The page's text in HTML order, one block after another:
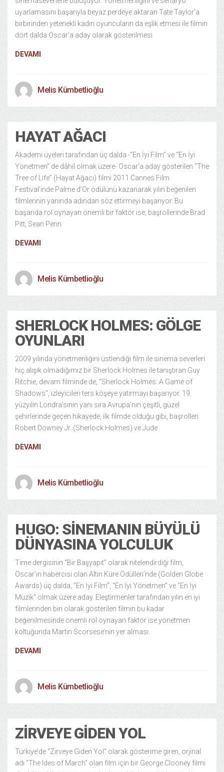
uyarlamasını başarıyla beyaz perdeye aktaran Tate Taylor’a
birbirinden yetenekli kadın oyuncuların da eşlik etmesi ile filmin
dört dalda Oscar’a aday olarak gösterilmesi
DEVAMI
Melis Kümbetlioğlu
HAYAT AĞACI
Akademi üyeleri tarafından üç dalda -“En İyi Film” ve “En İyi
Yönetmen” de dâhil olmak üzere- Oscar’a aday gösterilen “The
Tree of Life” (Hayat Ağacı) filmi 2011 Cannes Film
Festival’inde Palme d’Or ödülünü kazanarak yılın beğenilen
filmlerinin yanında adından söz ettirmeyi başarıyor. Bu
başarıda rol oynayan önemli bir faktör ise, başrollerinde Brad
Pitt, Sean Penn
DEVAMI
Melis Kümbetlioğlu
SHERLOCK HOLMES: GÖLGE
OYUNLARI
2009 yılında yönetmenliğini üstlendiği film ile sinema severleri
hiç alışık olmadığımız bir Sherlock Holmes ile tanıştıran Guy
Ritchie, devam filminde de, “Sherlock Holmes: A Game of
Shadows”, izleyicileri ters köşeye yatırmayı başarıyor. 19.
yüzyılın Londra’sının yanı sıra Avrupa’nın çeşitli, güzel
şehirlerinde geçen hikayede, ilk filmde olduğu gibi, başrolleri
Robert Downey Jr. (Sherlock Holmes) ve Jude
DEVAMI
Melis Kümbetlioğlu
HUGO: SINEMANIN BÜYÜLÜ
DÜNYASINA YOLCULUK
Time dergisinin “Bir Başyapıt” olarak nitelendirdiği film,
Oscar’ın habercisi olan Altın Küre Ödülleri’nde (Golden Globe
Awards) üç dalda, “En İyi Film”, “En İyi Yönetmen” ve “En İyi
Müzik” olmak üzere aday. Eleştirmenler tarafından yılın en iyi
filmlerinden biri olarak gösterilen filmin bu kadar
beğenilmesinde önemli rol oynayan faktör ise yönetmen
koltuğunda Martin Scorsese’nin yer alması.
DEVAMI
Melis Kümbetlioğlu
ZIRVEYE GIDEN YOL
Türkiye’de “Zirveye Giden Yol” olarak gösterime giren, orjinal
adı “The Ides of March” olan film için bir George Clooney filmi